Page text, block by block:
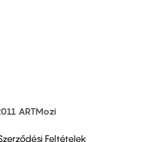
ARTMozi
Feltételek